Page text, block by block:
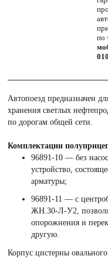
по
Автопоезд предназначен
хранения светлых
по дорогам общей сети.
Комплектации
96891-10 — без
устройство,
арматуры;
96891-11 — с
ЖН.30-Л-У2,
опорожнения и
другую.
Корпус цистерны